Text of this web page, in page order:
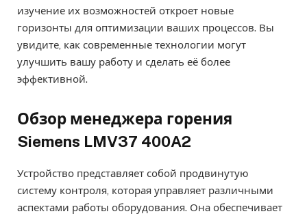
изучение их возможностей откроет новые
горизонты для оптимизации ваших процессов. Вы
увидите, как современные технологии могут
улучшить вашу работу и сделать её более
эффективной.
Обзор менеджера горения
Siemens LMV37 400A2
Устройство представляет собой продвинутую
систему контроля, которая управляет различными
аспектами работы оборудования. Она обеспечивает